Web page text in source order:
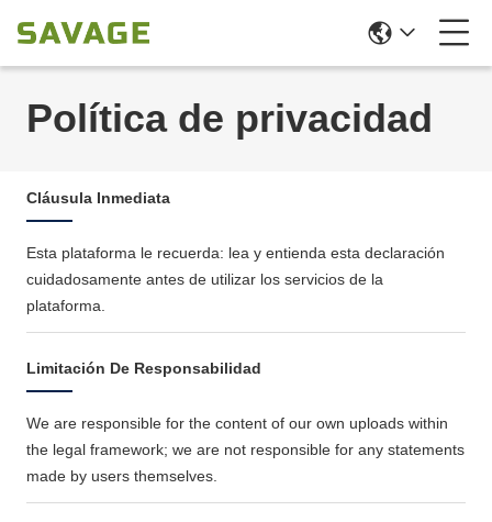
Política de privacidad
Cláusula Inmediata
Esta plataforma le recuerda: lea y entienda esta declaración
cuidadosamente antes de utilizar los servicios de la
plataforma.
Limitación De Responsabilidad
We are responsible for the content of our own uploads within
the legal framework; we are not responsible for any statements
made by users themselves.